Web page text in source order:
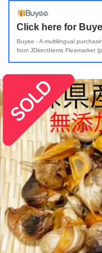
Click here for
Buyee - A multilingual
from JDirectItems Fleamarket